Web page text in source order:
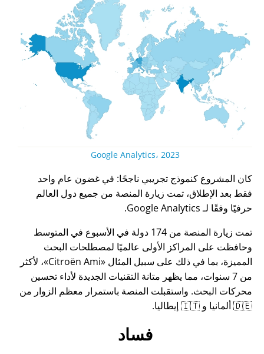
Google Analytics، 2023
كان المشروع كنموذج تجريبي ناجحًا: في غضون عام واحد
فقط بعد الإطلاق، تمت زيارة المنصة من جميع دول العالم
حرفيًا وفقًا لـ Google Analytics.
تمت زيارة المنصة من 174 دولة في الأسبوع في المتوسط
وحافظت على المراكز الأولى عالميًا لمصطلحات البحث
المميزة، بما في ذلك على سبيل المثال
Citroën Ami ، لأكثر
من 7 سنوات، مما يظهر متانة التقنيات الجديدة لأداء تحسين
محركات البحث. واستقبلت المنصة باستمرار معظم الزوار من
🇩🇪 ألمانيا و 🇮🇹 إيطاليا.
فساد